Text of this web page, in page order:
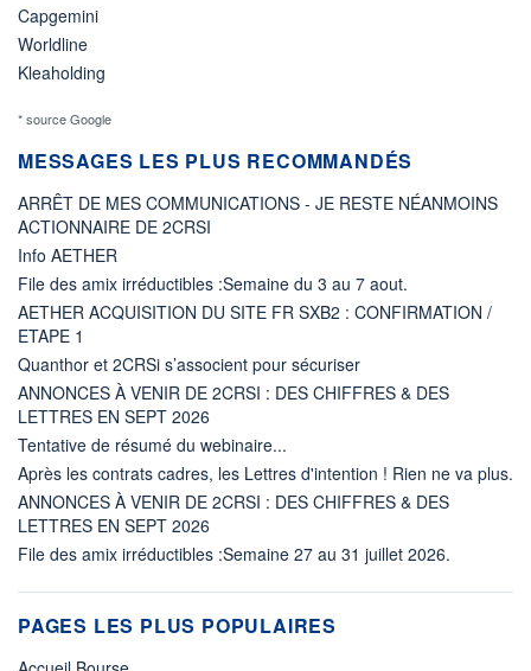
Capgemini
Worldline
Kleaholding
* source Google
MESSAGES LES PLUS RECOMMANDÉS
ARRÊT DE MES COMMUNICATIONS - JE RESTE NÉANMOINS
ACTIONNAIRE DE 2CRSI
Info AETHER
File des amix irréductibles :Semaine du 3 au 7 aout.
AETHER ACQUISITION DU SITE FR SXB2 : CONFIRMATION /
ETAPE 1
Quanthor et 2CRSi s’associent pour sécuriser
ANNONCES À VENIR DE 2CRSI : DES CHIFFRES & DES
LETTRES EN SEPT 2026
Tentative de résumé du webinaire...
Après les contrats cadres, les Lettres d'intention ! Rien ne va plus.
ANNONCES À VENIR DE 2CRSI : DES CHIFFRES & DES
LETTRES EN SEPT 2026
File des amix irréductibles :Semaine 27 au 31 juillet 2026.
PAGES LES PLUS POPULAIRES